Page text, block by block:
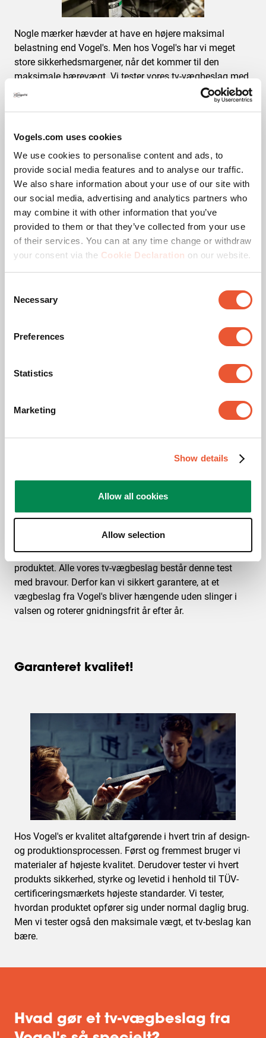
Vogels.com uses cookies
We use cookies to personalise content and ads, to
provide social media features and to analyse our traffic.
We also share information about your use of our site with
our social media, advertising and analytics partners who
may combine it with other information that you’ve
provided to them or that they’ve collected from your use
of their services. You can at any time change or withdraw
your consent via the Cookie Declaration on our website.
Selection
Necessary
Preferences
Statistics
Marketing
Show details
Allow all cookies
Allow selection
Nogle mærker hævder at have en højere maksimal
belastning end Vogel's. Men hos Vogel's har vi meget
store sikkerhedsmargener, når det kommer til den
maksimale bærevægt. Vi tester vores tv-vægbeslag med
en overbelastning på ikke mindre end 3 til 5 gange den
maksimalt kan bære 20 kg, kan det reelt og sikkert bære
et tv, der vejer mindst 60 kg. Takket være disse seriøse
overbelastningstest er alle vores produkter TÜV Nord-
certificeret. En uafhængig garanti for, at dit tv-beslag er
helt sikkert.
Levetidstestet
beslag med lang levetid. For at tilbyde dig den garanti
udholdenhedstest. Dette er også nødvendigt for at opnå
en TÜV-certificering.
Den accelererede udholdenhedstest er en slags
udholdenhedstest, der simulerer 10 års intensiv brug af
produktet. Alle vores tv-vægbeslag består denne test
med bravour. Derfor kan vi sikkert garantere, at et
vægbeslag fra Vogel's bliver hængende uden slinger i
valsen og roterer gnidningsfrit år efter år.
Garanteret kvalitet!
Hos Vogel's er kvalitet altafgørende i hvert trin af design-
og produktionsprocessen. Først og fremmest bruger vi
materialer af højeste kvalitet. Derudover tester vi hvert
produkts sikkerhed, styrke og levetid i henhold til TÜV-
certificeringsmærkets højeste standarder. Vi tester,
hvordan produktet opfører sig under normal daglig brug.
Men vi tester også den maksimale vægt, et tv-beslag kan
bære.
Hvad gør et tv-vægbeslag fra